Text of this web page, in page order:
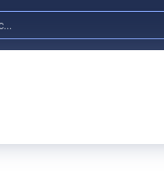
Анонсы